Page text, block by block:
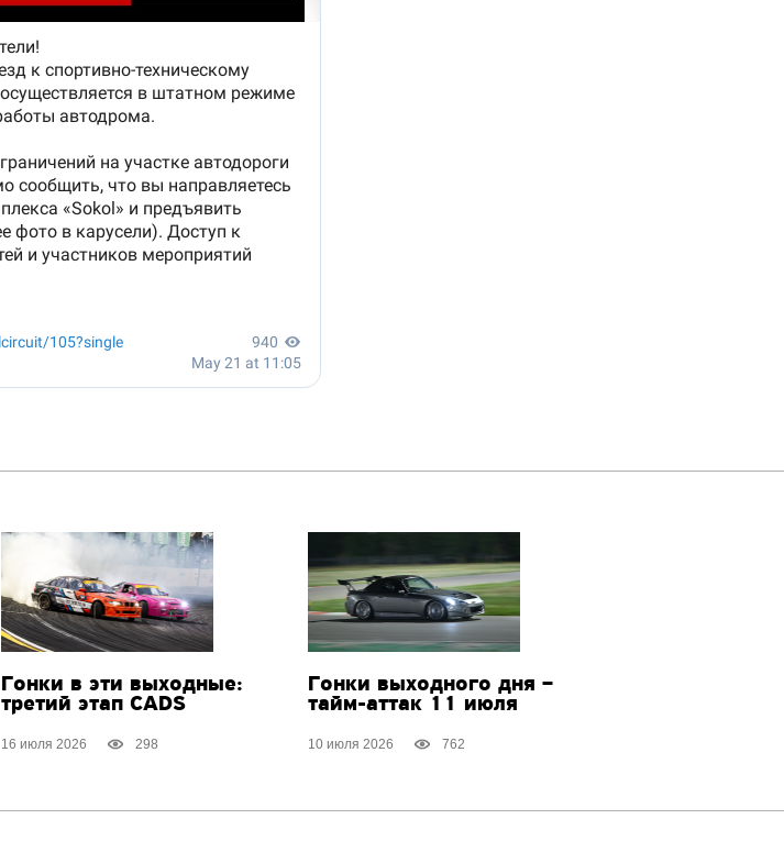
Гонки в эти выходные:
третий этап CADS
16 июля 2026 298
Гонки выходного дня –
тайм-аттак11 июля
10 июля 2026 762